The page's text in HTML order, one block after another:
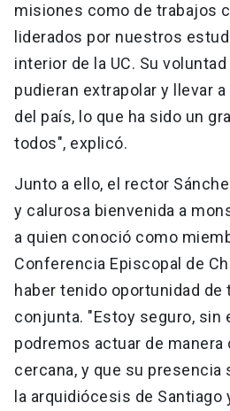
misiones como de trabajos
liderados por nuestros
interior de la UC. Su
pudieran extrapolar y llevar
del país, lo que ha sido un
todos", explicó.
Junto a ello, el rector
y calurosa bienvenida a
a quien conoció como
Conferencia Episcopal de
haber tenido oportunidad de
conjunta. "Estoy seguro, sin
podremos actuar de manera
cercana, y que su presencia
la arquidiócesis de Santiago